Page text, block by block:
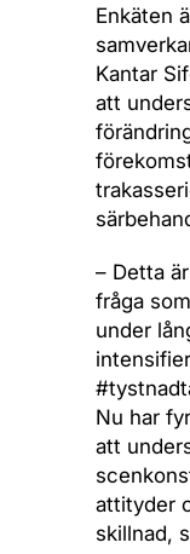
Enkäten
Kantar
att
– Detta
fråga
under
Nu har
att
attityder
skillnad,